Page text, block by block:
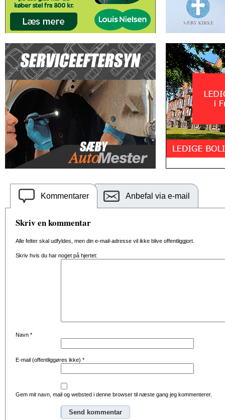
Kommentarer Anbefal via e-mail
Skriv en kommentar
Alle felter skal udfyldes, men din e-mail-adresse vil ikke blive offentliggjort.
Skriv hvis du har noget på hjertet:
Navn *
E-mail (offentliggøres ikke) *
Gem mit navn, mail og websted i denne browser til næste gang jeg kommenterer.